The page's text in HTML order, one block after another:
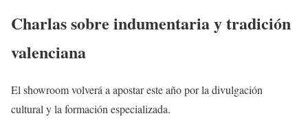
Charlas sobre indumentaria y tradición
valenciana
El showroom volverá a apostar este año por la divulgación
cultural y la formación especializada.